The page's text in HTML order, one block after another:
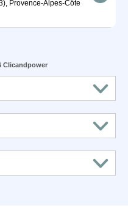
Provence-Alpes-Côte
Clicandpower